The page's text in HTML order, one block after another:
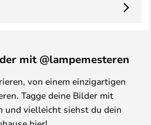
mit @lampemesteren
von einem einzigartigen
Tagge deine Bilder mit
und vielleicht siehst du dein